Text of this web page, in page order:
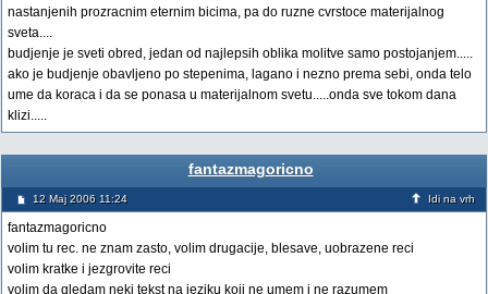
nastanjenih prozracnim eternim bicima, pa do ruzne cvrstoce materijalnog
sveta....
budjenje je sveti obred, jedan od najlepsih oblika molitve samo postojanjem.....
ako je budjenje obavljeno po stepenima, lagano i nezno prema sebi, onda telo
ume da koraca i da se ponasa u materijalnom svetu.....onda sve tokom dana
klizi.....
fantazmagoricno
12 Maj 2006 11:24 Idi na vrh
fantazmagoricno
volim tu rec. ne znam zasto, volim drugacije, blesave, uobrazene reci
volim kratke i jezgrovite reci
volim da gledam neki tekst na jeziku koji ne umem i ne razumem